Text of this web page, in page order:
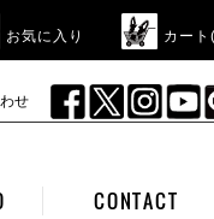
お気に入り カート(
せ
CONTACT